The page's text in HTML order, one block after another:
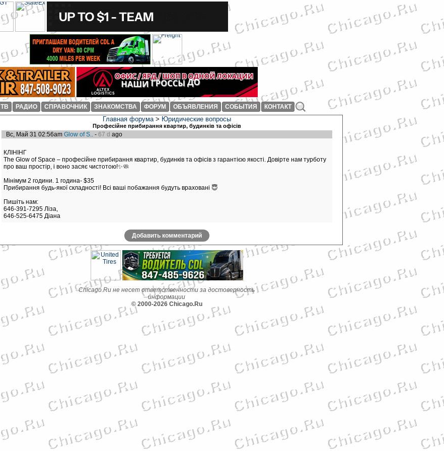
ТВ РАДИО СПРАВОЧНИК ЗНАКОМСТВА ФОРУМ ОБЪЯВЛЕНИЯ СОБЫТИЯ КОНТАКТ
Главная форума> Юридические вопросы
Професійне прибирання квартир, будинків та офісів
Вс, Май 31 02:56amGlow of S.. -67 d ago
КЛІНІНГ
The Glow of Space – професійне прибирання квартир, будинків та офісів з гарантією якості. Довірте нам турботу
про ваш простір, і воно засяє чистотою!✨🧼
Мінімум 2 години. 1 година- $35
Прибирання будь-якої складності! Всі ваші побажання будуть враховані 😇
Пишіть нам:
646-391-7295 Ліза,
646-525-6475 Діана
Добавить комментарий
Chicago.Ru не несет ответственности за достоверность
информации
© 2000-2026 Chicago.Ru